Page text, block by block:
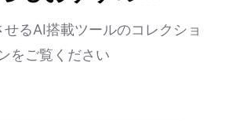
るAI搭載ツールのコレクショ
をご覧ください